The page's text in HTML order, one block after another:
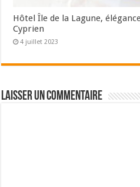
Hôtel Île de la Lagune,
Cyprien
4 juillet 2023
Laisser un commentaire